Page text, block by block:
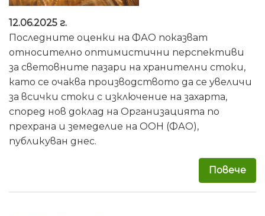
12.06.2025 г.
Последните оценки на ФАО показват
относително оптимистични перспективи
за световните пазари на хранителни стоки,
като се очаква производството да се увеличи
за всички стоки с изключение на захарта,
според нов доклад на Организацията по
прехрана и земеделие на ООН (ФАО),
публикуван днес.
Повече